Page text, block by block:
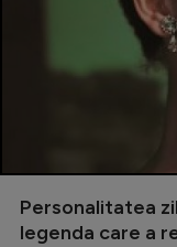
Personalitatea
legenda care a